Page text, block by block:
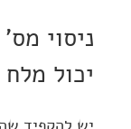
יכול